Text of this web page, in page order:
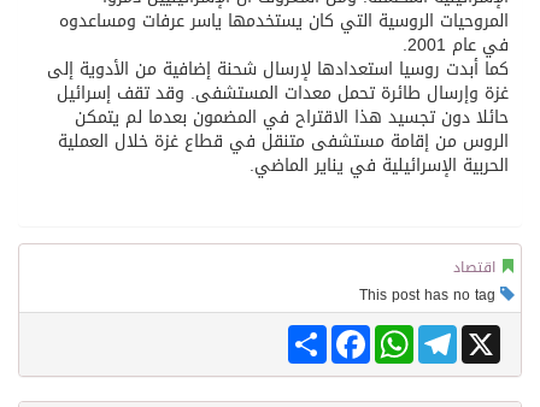
المروحيات الروسية التي كان يستخدمها ياسر عرفات ومساعدوه
في عام 2001.
كما أبدت روسيا استعدادها لإرسال شحنة إضافية من الأدوية إلى
غزة وإرسال طائرة تحمل معدات المستشفى. وقد تقف إسرائيل
حائلا دون تجسيد هذا الاقتراح في المضمون بعدما لم يتمكن
الروس من إقامة مستشفى متنقل في قطاع غزة خلال العملية
الحربية الإسرائيلية في يناير الماضي.
اقتصاد
Share
FacebookWhatsAppTelegram X